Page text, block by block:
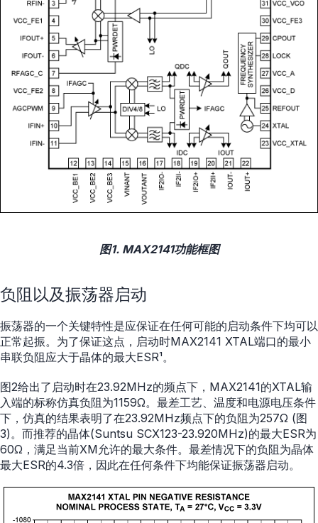
图1. MAX2141功能框图
负阻以及振荡器启动
振荡器的一个关键特性是应保证在任何可能的启动条件下均可以
正常起振。为了保证这点，启动时MAX2141 XTAL端口的最小
串联负阻应大于晶体的最大ESR¹。
图2给出了启动时在23.92MHz的频点下，MAX2141的XTAL输
入端的标称仿真负阻为1159Ω。最差工艺、温度和电源电压条件
下，仿真的结果表明了在23.92MHz频点下的负阻为257Ω (图
3)。而推荐的晶体(Suntsu SCX123-23.920MHz)的最大ESR为
60Ω，满足当前XM允许的最大条件。最差情况下的负阻为晶体
最大ESR的4.3倍，因此在任何条件下均能保证振荡器启动。